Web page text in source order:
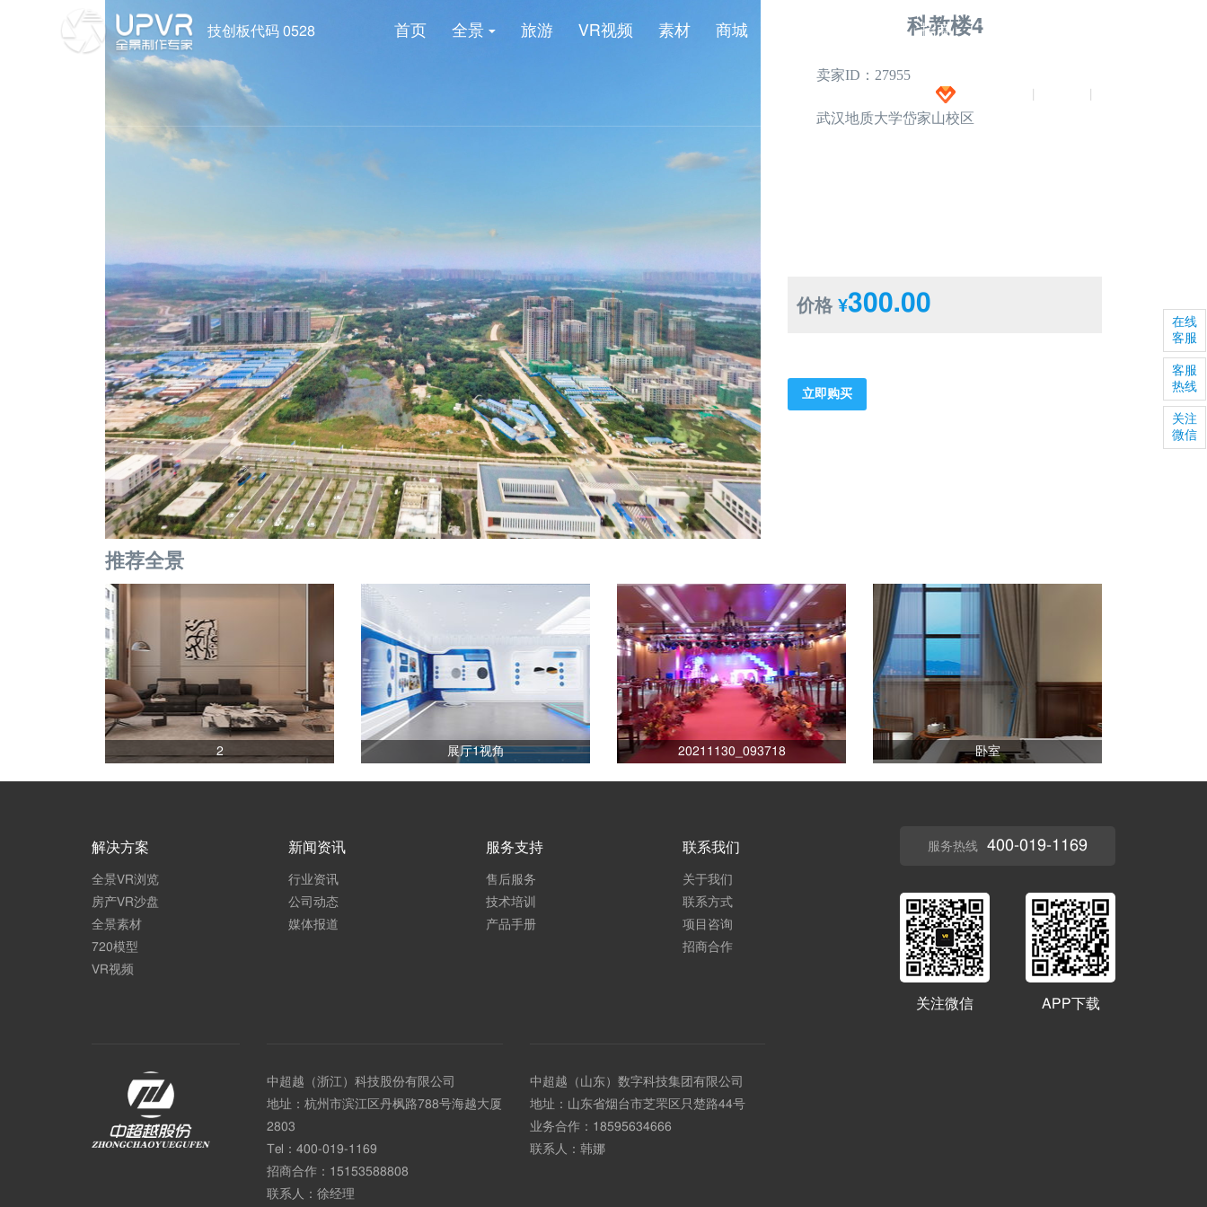
技创板代码 0528 首页 全景 旅游 VR视频 素材 商城 招商 下载
科教楼4
卖家ID：27955
武汉地质大学岱家山校区
价格 ¥300.00
立即购买
推荐全景
2 展厅1视角 20211130_093718 卧室
解决方案
全景VR浏览
房产VR沙盘
全景素材
720模型
VR视频
新闻资讯
行业资讯
公司动态
媒体报道
服务支持
售后服务
技术培训
产品手册
联系我们
关于我们
联系方式
项目咨询
招商合作
服务热线 400-019-1169
关注微信 APP下载
中超越（浙江）科技股份有限公司
地址：杭州市滨江区丹枫路788号海越大厦
2803
Tel： 400-019-1169
招商合作： 15153588808
联系人：徐经理
中超越（山东）数字科技集团有限公司
地址：山东省烟台市芝罘区只楚路44号
业务合作： 18595634666
联系人：韩娜
在线
客服
客服
热线
关注
微信